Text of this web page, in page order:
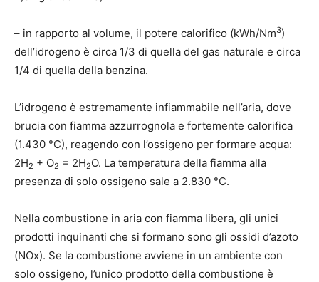
– in rapporto al volume, il potere calorifico (kWh/Nm3)
dell’idrogeno è circa 1/3 di quella del gas naturale e circa
1/4 di quella della benzina.
L’idrogeno è estremamente infiammabile nell’aria, dove
brucia con fiamma azzurrognola e fortemente calorifica
(1.430 °C), reagendo con l’ossigeno per formare acqua:
2H2 + O2 = 2H2O. La temperatura della fiamma alla
presenza di solo ossigeno sale a 2.830 °C.
Nella combustione in aria con fiamma libera, gli unici
prodotti inquinanti che si formano sono gli ossidi d’azoto
(NOx). Se la combustione avviene in un ambiente con
solo ossigeno, l’unico prodotto della combustione è